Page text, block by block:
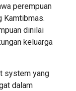
perempuan
Kamtibmas.
dinilai
keluarga
system yang
dalam